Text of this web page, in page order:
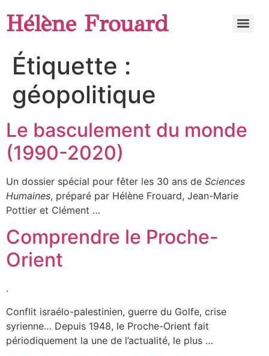
Hélène Frouard
Étiquette :
géopolitique
Le basculement du monde
(1990-2020)
Un dossier spécial pour fêter les 30 ans de Sciences
Humaines, préparé par Hélène Frouard, Jean-Marie
Pottier et Clément …
Comprendre le Proche-
Orient
.
Conflit israélo-palestinien, guerre du Golfe, crise
syrienne… Depuis 1948, le Proche-Orient fait
périodiquement la une de l’actualité, le plus …